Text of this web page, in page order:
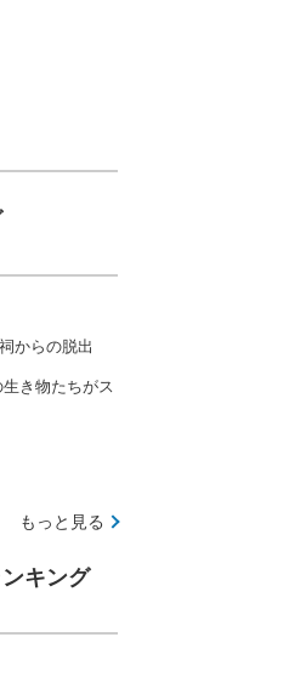
からの脱出
き物たちがス
もっと見る
キング